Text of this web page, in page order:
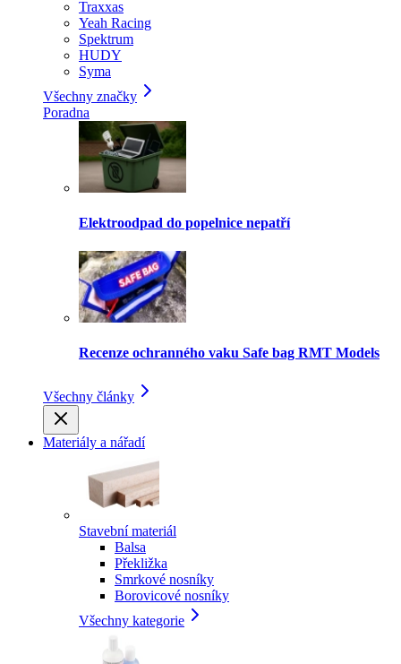
Traxxas
Yeah Racing
Spektrum
HUDY
Syma
Všechny značky
Poradna
Elektroodpad do popelnice nepatří
Recenze ochranného vaku Safe bag RMT Models
Všechny články
Materiály a nářadí
Stavební materiál
Balsa
Překližka
Smrkové nosníky
Borovicové nosníky
Všechny kategorie